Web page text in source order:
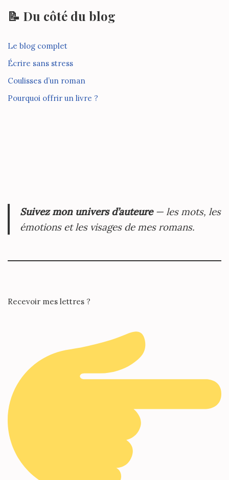
📝 Du côté du blog
Le blog complet
Écrire sans stress
Coulisses d’un roman
Pourquoi offrir un livre ?
Suivez mon univers d’auteure— les mots, les
émotions et les visages de mes romans.
Recevoir mes lettres ?